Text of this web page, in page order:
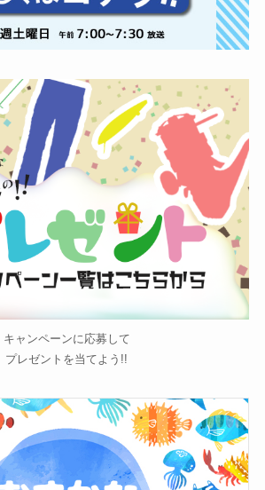
キャンペーンに応募して
プレゼントを当てよう!!